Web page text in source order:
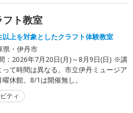
フト教室
以上を対象としたクラフト体験教室
県・伊丹市
： 2026年7月20日(月)～8月9日(日) ※講
って時間は異なる。市立伊丹ミュージア
曜休館。8/1は開催無し。
ティ